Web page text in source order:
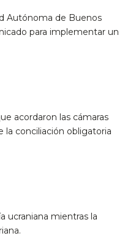
Autónoma de Buenos
para implementar un
acordaron las cámaras
la conciliación obligatoria
ucraniana mientras la